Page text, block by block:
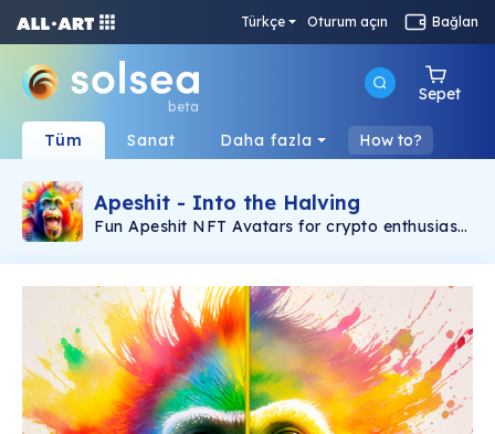
Türkçe Oturum açın Bağlan
beta
Sepet
Tüm Sanat Daha fazla How to?
Apeshit - Into the Halving
Fun Apeshit NFT Avatars for crypto enthusiasts
Crypto on the day of the Bitcoin Halving. Enjoy!